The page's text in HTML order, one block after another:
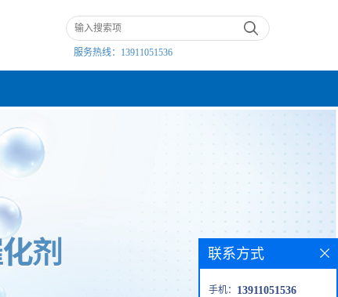
服务热线： 13911051536
联系方式
手机： 13911051536